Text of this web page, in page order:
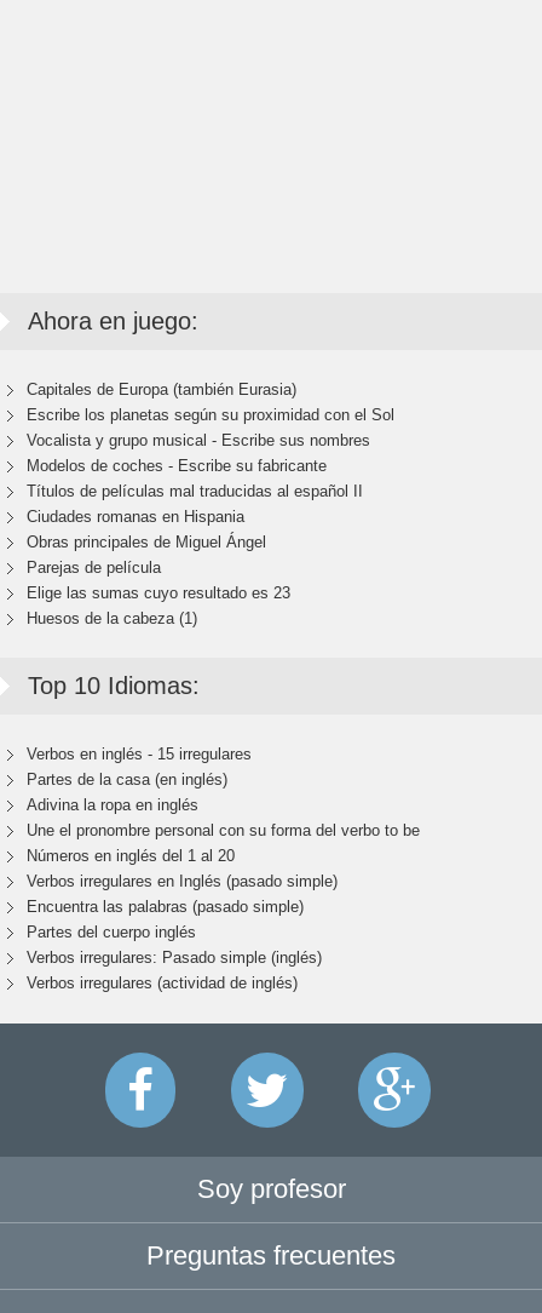
Ahora en juego:
Capitales de Europa (también Eurasia)
Escribe los planetas según su proximidad con el Sol
Vocalista y grupo musical - Escribe sus nombres
Modelos de coches - Escribe su fabricante
Títulos de películas mal traducidas al español II
Ciudades romanas en Hispania
Obras principales de Miguel Ángel
Parejas de película
Elige las sumas cuyo resultado es 23
Huesos de la cabeza (1)
Top 10 Idiomas:
Verbos en inglés - 15 irregulares
Partes de la casa (en inglés)
Adivina la ropa en inglés
Une el pronombre personal con su forma del verbo to be
Números en inglés del 1 al 20
Verbos irregulares en Inglés (pasado simple)
Encuentra las palabras (pasado simple)
Partes del cuerpo inglés
Verbos irregulares: Pasado simple (inglés)
Verbos irregulares (actividad de inglés)
Soy profesor
Preguntas frecuentes